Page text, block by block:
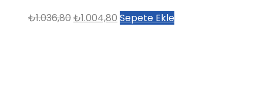
₺1.036,80Orijinal
₺1.004,80 Şu
Sepete Ekle